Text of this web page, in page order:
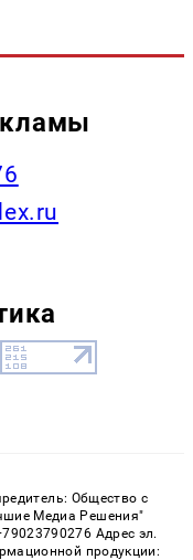
Общество с
Медиа Решения"
Адрес эл.
продукции: